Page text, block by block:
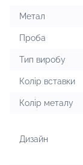
Метал
Проба
Тип виробу
Колір вставки
Колір металу
Дизайн